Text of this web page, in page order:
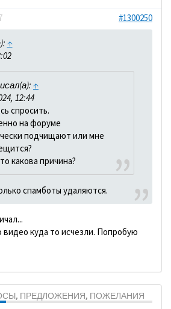
#1300250
↑
↑
12:44
спросить.
на форуме
подчищают или мне
какова причина?
спамботы удаляются.
видео куда то исчезли. Попробую
ПРЕДЛОЖЕНИЯ, ПОЖЕЛАНИЯ